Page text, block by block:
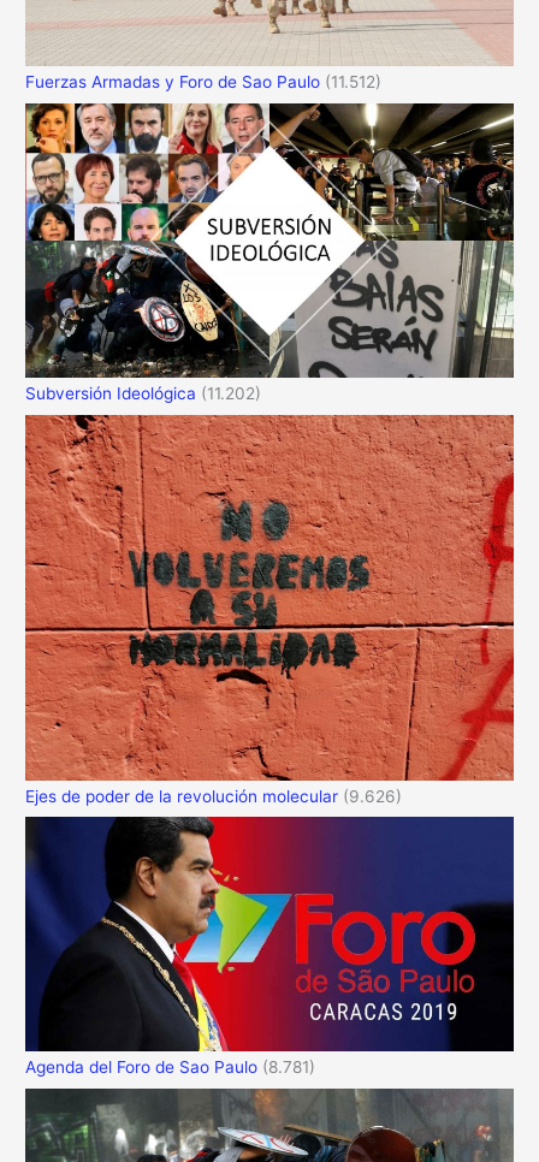
Fuerzas Armadas y Foro de Sao Paulo (11.512)
Subversión Ideológica (11.202)
Ejes de poder de la revolución molecular (9.626)
Agenda del Foro de Sao Paulo (8.781)